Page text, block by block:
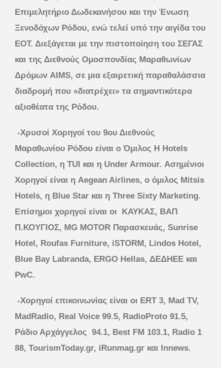
Επιμελητήριο Δωδεκανήσου και την Ένωση
Ξενοδόχων Ρόδου, ενώ τελεί υπό την αιγίδα του
ΕΟΤ. Διεξάγεται με την πιστοποίηση του ΣΕΓΑΣ
και της Διεθνούς Ομοσπονδίας Μαραθωνίων
Δρόμων AIMS, σε μια εξαιρετική παραθαλάσσια
διαδρομή που «διατρέχει» τα σημαντικότερα
αξιοθέατα της Ρόδου.
-Χρυσοί Χορηγοί του 9ου Διεθνούς
Μαραθωνίου Ρόδου είναι ο Όμιλος H Hotels
Collection, η TUI και η Under Armour. Ασημένιοι
Χορηγοί είναι η Aegean Airlines, ο όμιλος Mitsis
Hotels, η Blue Star και η Three Sixty Marketing.
Επίσημοι χορηγοί είναι οι ΚΑΥΚΑΣ, ΒΑΠ
Π.ΚΟΥΓΙΟΣ, ΜG MOTOR Παρασκευάς, Sunrise
Hotel, Roufas Furniture, iSTORM, Lindos Hotel,
Blue Bay Labranda, ERGO Hellas, ΔΕΔΗΕΕ και
PwC.
-Χορηγοί επικοινωνίας είναι oι ERT3, Mad TV,
MadRadio, Real Voice 99.5, RadioProto 91.5,
Ράδιο Αρχάγγελος 94.1, Best FM 103.1, Radio 1
88, TourismΤοday.gr, iRunmag.gr και Ιnnews.